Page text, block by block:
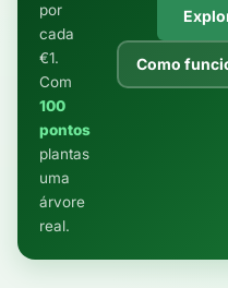
por
cada
€1.
Com
100
pontos
plantas
uma
árvore
real.
Como